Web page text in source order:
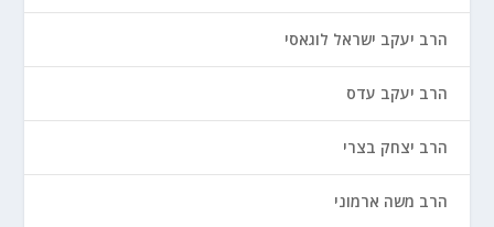
הרב יעקב ישראל לוגאסי
הרב יעקב עדס
הרב יצחק בצרי
הרב משה ארמוני